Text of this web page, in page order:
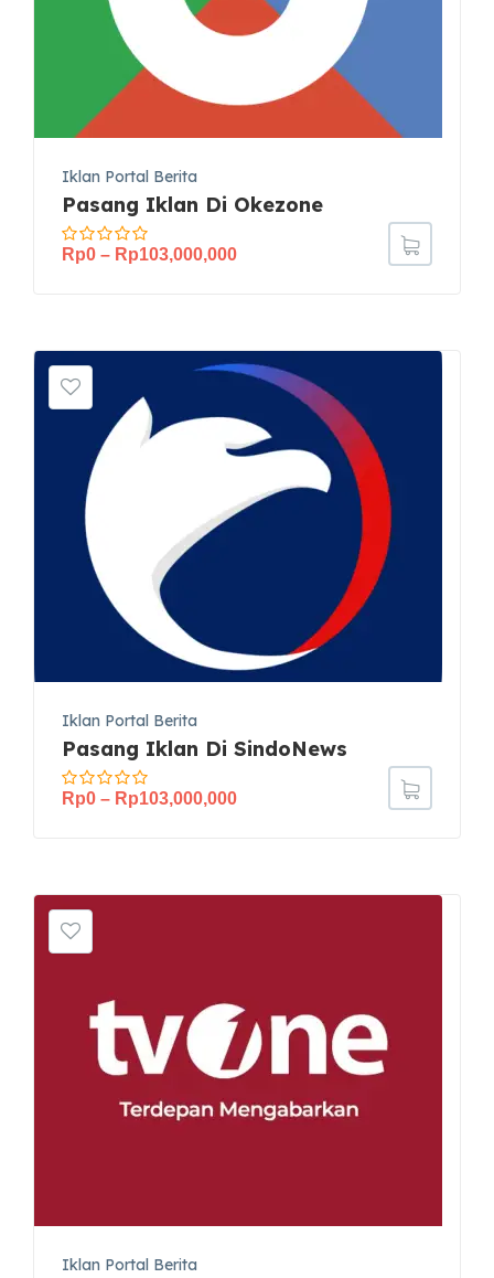
Iklan Portal Berita
Pasang Iklan Di Okezone
Rp0 – Rp103,000,000
Iklan Portal Berita
Pasang Iklan Di SindoNews
Rp0 – Rp103,000,000
Iklan Portal Berita